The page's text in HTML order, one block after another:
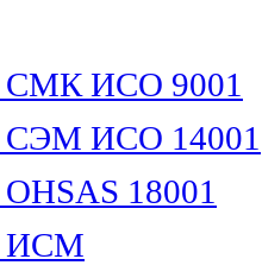
СМК ИСО 9001
СЭМ ИСО 14001
18001
ИСМ